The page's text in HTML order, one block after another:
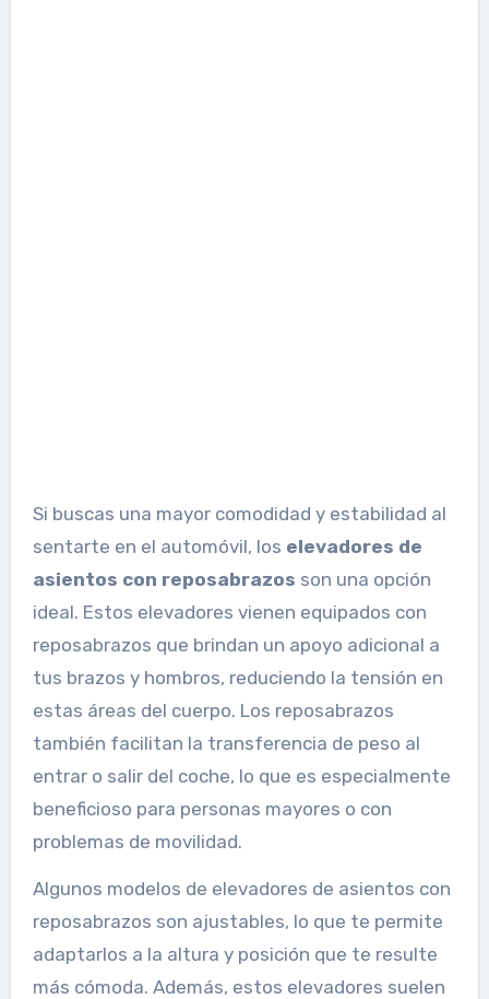
Si buscas una mayor comodidad y estabilidad al
sentarte en el automóvil, los elevadores de
asientos con reposabrazos son una opción
ideal. Estos elevadores vienen equipados con
reposabrazos que brindan un apoyo adicional a
tus brazos y hombros, reduciendo la tensión en
estas áreas del cuerpo. Los reposabrazos
también facilitan la transferencia de peso al
entrar o salir del coche, lo que es especialmente
beneficioso para personas mayores o con
problemas de movilidad.
Algunos modelos de elevadores de asientos con
reposabrazos son ajustables, lo que te permite
adaptarlos a la altura y posición que te resulte
más cómoda. Además, estos elevadores suelen